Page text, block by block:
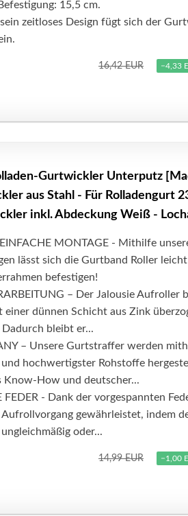
15,5 cm.
zeitloses Design fügt sich der
16,42 EUR −4,33
Gurtwickler Unterputz
aus Stahl - Für Rolladengurt
inkl. Abdeckung Weiß -
MONTAGE - Mithilfe
lässt sich die Gurtband Roller
befestigen!
– Der Jalousie
einer dünnen Schicht aus Zink
bleibt er...
– Unsere Gurtstraffer werden
hochwertigster Rohstoffe
Know-How und deutscher...
FEDER - Dank der vorgespannten
Aufrollvorgang gewährleistet, indem
oder...
14,99 EUR −1,00